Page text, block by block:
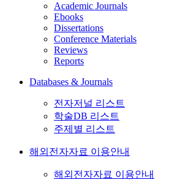
Academic Journals
Ebooks
Dissertations
Conference Materials
Reviews
Reports
Databases & Journals
전자저널 리스트
학술DB 리스트
주제별 리스트
해외전자자료 이용안내
해외전자자료 이용안내